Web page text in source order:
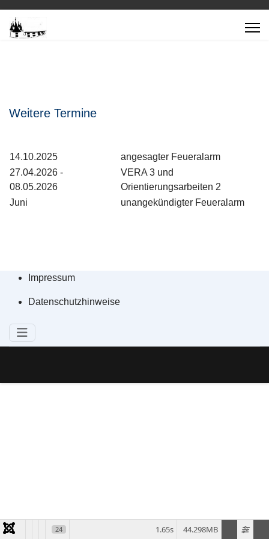
Weitere Termine
14.10.2025
angesagter Feueralarm
27.04.2026 -
08.05.2026
VERA 3 und
Orientierungsarbeiten 2
Juni
unangekündigter Feueralarm
Impressum
Datenschutzhinweise
24 44.298MB
1.65s